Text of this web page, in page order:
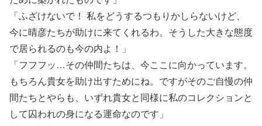
「ふざけないで！ 私をどうするつもりかしらないけど、
今に晴彦たちが助けに来てくれるわ。そうした大きな態度
で居られるのも今の内よ！」
「フフフッ…その仲間たちは、今ここに向かっています。
もちろん貴女を助け出すためにね。ですがそのご自慢の仲
間たちとやらも、いずれ貴女と同様に私のコレクションと
して囚われの身になる運命なのです」